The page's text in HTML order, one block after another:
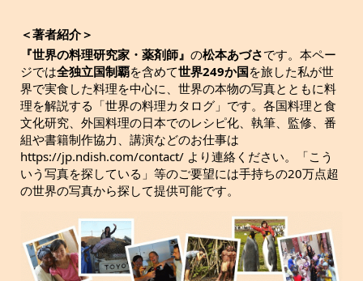
＜著者紹介＞
『世界の料理研究家・薬剤師』の松本あづさです。本ペー
ジでは全独立国制覇を含めて世界249か国を旅した私が世
界で実食した料理を中心に、世界の本物の写真とともに料
理を解説する「世界の料理カタログ」です。各国料理と食
文化研究、外国料理の日本でのレシピ化、執筆、監修、番
組や書籍制作協力、講演などのお仕事は
https://jp.ndish.com/contact/ より連絡ください。「こう
いう写真を探している」等のご要望には手持ちの20万点超
の世界の写真から探して提供可能です。